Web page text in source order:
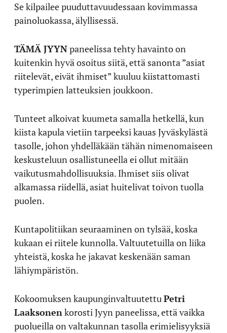
Se kilpailee puuduttavuudessaan kovimmassa
painoluokassa, älyllisessä.
TÄMÄ JYYNpaneelissa tehty havainto on
kuitenkin hyvä osoitus siitä, että sanonta ”asiat
riitelevät, eivät ihmiset” kuuluu kiistattomasti
typerimpien latteuksien joukkoon.
Tunteet alkoivat kuumeta samalla hetkellä, kun
kiista kapula vietiin tarpeeksi kauas Jyväskylästä
tasolle, johon yhdelläkään tähän nimenomaiseen
keskusteluun osallistuneella ei ollut mitään
vaikutusmahdollisuuksia. Ihmiset siis olivat
alkamassa riidellä, asiat huitelivat toivon tuolla
puolen.
Kuntapolitiikan seuraaminen on tylsää, koska
kukaan ei riitele kunnolla. Valtuutetuilla on liika
yhteistä, koska he jakavat keskenään saman
lähiympäristön.
Kokoomuksen kaupunginvaltuutettuPetri
Laaksonenkorosti Jyyn paneelissa, että vaikka
puolueilla on valtakunnan tasolla erimielisyyksiä